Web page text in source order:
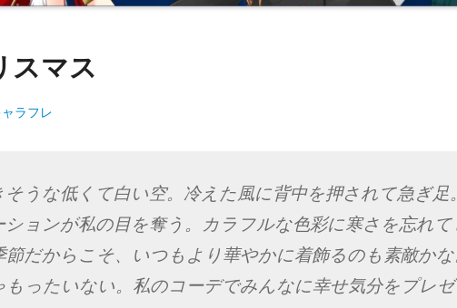
スマス
ャラフレ
うな低くて白い空。冷えた風に背中を押されて急ぎ足。
ョンが私の目を奪う。カラフルな色彩に寒さを忘れて
だからこそ、いつもより華やかに着飾るのも素敵かな
もったいない。私のコーデでみんなに幸せ気分をプレ